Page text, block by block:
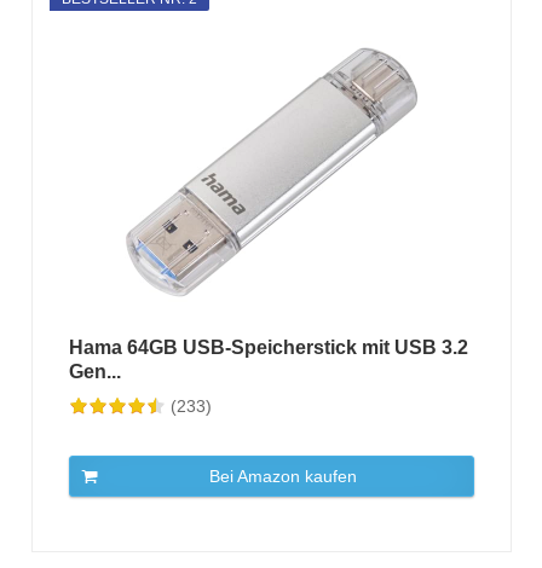
Hama 64GB USB-Speicherstick mit USB 3.2
Gen...
(233)
Bei Amazon kaufen